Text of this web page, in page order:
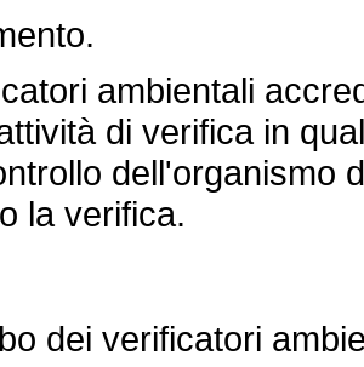
ambientali
di verifica in
dell'organismo
la verifica.
dei verificatori